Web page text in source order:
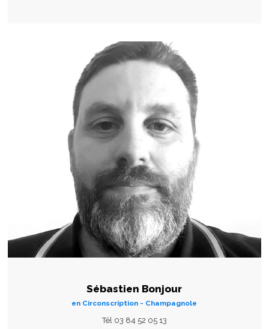
Sébastien Bonjour
en Circonscription - Champagnole
Tél 03 84 52 05 13